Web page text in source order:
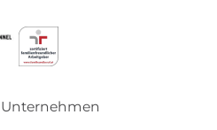
Unternehmen